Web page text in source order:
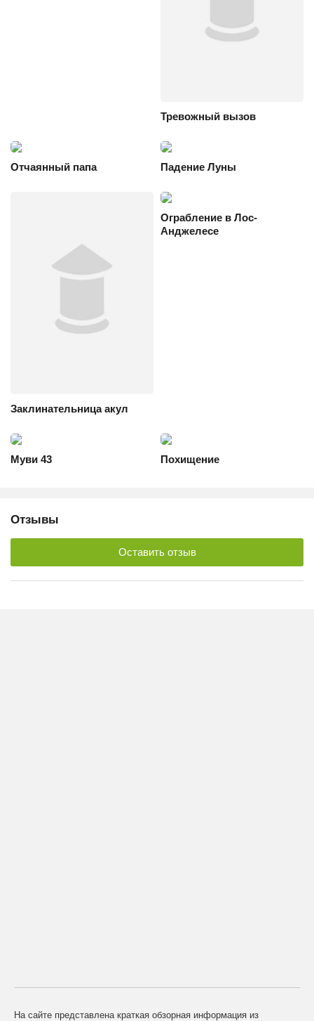
Тревожный вызов
Отчаянный папа Падение Луны
Заклинательница акул
Ограбление в Лос-
Анджелесе
Муви 43 Похищение
Отзывы
Оставить отзыв
На сайте представлена краткая обзорная информация из